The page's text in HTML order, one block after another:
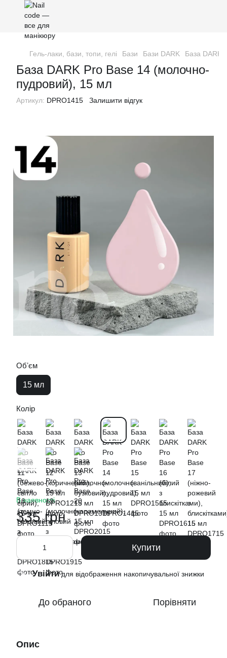
Гель-лаки, бази, топи, гелі Бази Бази DARK База DARK
База DARK Pro Base 14 (молочно-
пудровий), 15 мл
Артикул: DPRO1415 Залишити відгук
Обʼєм
15 мл
Колір
В наявності
335 грн
Купити
% Увійтидля відображення накопичувальної знижки
До обраного Порівняти
Опис